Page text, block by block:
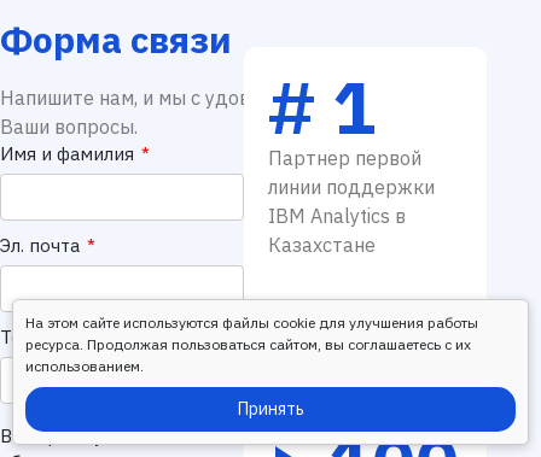
Форма связи
Напишите нам, и мы с удовольствием ответим на
Ваши вопросы.
# 1
Партнер первой
линии поддержки
IBM Analytics в
Казахстане
Имя и фамилия *
Эл. почта *
Телефон *
Выберите удобный канал
На этом сайте используются файлы cookie для улучшения работы
ресурса. Продолжая пользоваться сайтом, вы соглашаетесь с их
использованием.
Принять